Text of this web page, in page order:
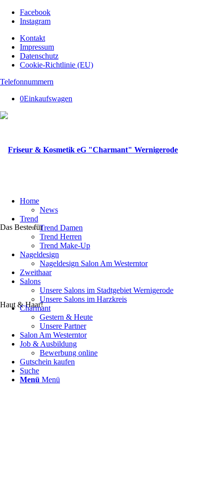
Facebook
Instagram
Kontakt
Impressum
Datenschutz
Cookie-Richtlinie (EU)
Telefonnummern
0Einkaufswagen
Das Beste für
Haut & Haar!
Home
News
Trend
Trend Damen
Trend Herren
Trend Make-Up
Nageldesign
Nageldesign Salon Am Westerntor
Zweithaar
Salons
Unsere Salons im Stadtgebiet Wernigerode
Unsere Salons im Harzkreis
Charmant
Gestern & Heute
Unsere Partner
Salon Am Westerntor
Job & Ausbildung
Bewerbung online
Gutschein kaufen
Suche
Menü Menü